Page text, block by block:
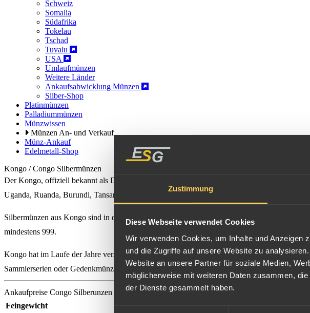
Zustimmung
Diese Webseite verwendet Cookies
Wir verwenden Cookies, um Inhalte und Anzeigen
und die Zugriffe auf unsere Website zu
Website an unsere Partner für soziale Medien,
möglicherweise mit weiteren Daten zusammen,
der Dienste gesammelt haben.
Schweiz
Somalia
Südafrika
Tokelau
Tschad
Tuvalu
USA
Umlaufmünzen
Weitere Länder
Ankaufsabwicklung Münzen
Silber-Shop
Platinmünzen
Palladiummünzen
Münzwissen
Münzen An- und Verkauf
Münz-Ankauf
Edelmetall-Shop
Kongo / Congo Silbermünzen
Der Kongo, offiziell bekannt als Demokratische Republik Kongo, ist ein Land in
Uganda, Ruanda, Burundi, Tansania und Sambia. Mit einer Fläche von etwa 2,3 Millionen
Silbermünzen aus Kongo sind in der Regel Agenturausgaben unter Lizenz des
mindestens 999.
Kongo hat im Laufe der Jahre verschiedene Silbermünzen ausgegeben, die oft Sammler
Sammlerserien oder Gedenkmünzen.
Ankaufpreise Congo Silberunzen
Feingewicht